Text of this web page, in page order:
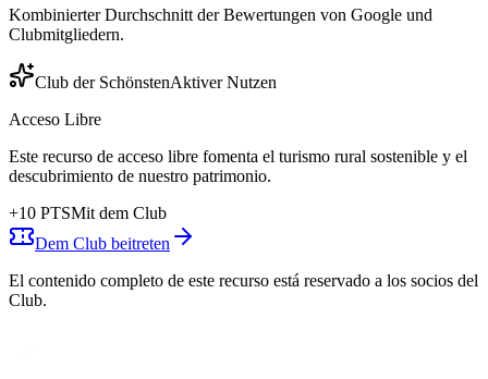
Kombinierter Durchschnitt der Bewertungen von Google und
Clubmitgliedern.
Club der SchönstenAktiver Nutzen
Acceso Libre
Este recurso de acceso libre fomenta el turismo rural sostenible y el
descubrimiento de nuestro patrimonio.
+10 PTSMit dem Club
Dem Club beitreten
El contenido completo de este recurso está reservado a los socios del
Club.